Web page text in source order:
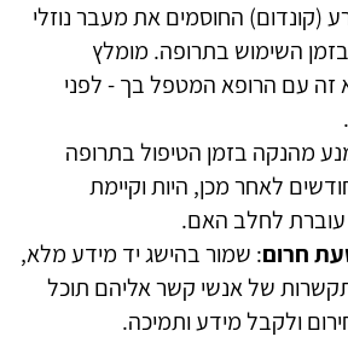
(קונדום) החוסמים את מעבר נוזלי
השימוש בתרופה. מומלץ
זה עם הרופא המטפל בך - לפני
מהנקה בזמן הטיפול בתרופה
לאחר מכן, היות וקיימת
לחלב האם.
חרום: שמור בהישג יד מידע מלא,
של אנשי קשר אליהם תוכל
ולקבל מידע ותמיכה.